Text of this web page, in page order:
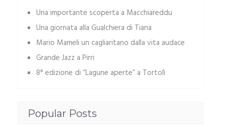
Una importante scoperta a Macchiareddu
Una giornata alla Gualchiera di Tiana
Mario Mameli un cagliaritano dalla vita audace
Grande Jazz a Pirri
8° edizione di “Lagune aperte” a Tortolì
Popular Posts